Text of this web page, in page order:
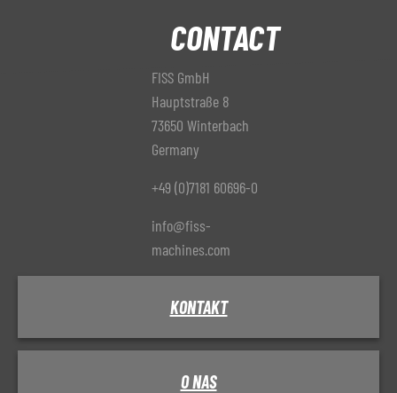
CONTACT
FISS GmbH
Hauptstraße 8
73650 Winterbach
Germany
+49 (0)7181 60696-0
info@fiss-
machines.com
KONTAKT
O NAS